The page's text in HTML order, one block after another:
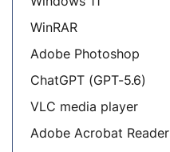
WinRAR
Adobe Photoshop
ChatGPT (GPT-5.6)
VLC media player
Adobe Acrobat Reader